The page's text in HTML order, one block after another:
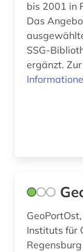
bis 2001 in
Das
SSG-
Instituts für